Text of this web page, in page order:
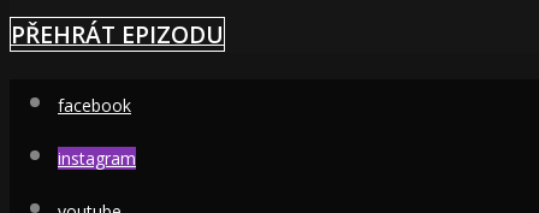
PŘEHRÁT EPIZODU
facebook
instagram